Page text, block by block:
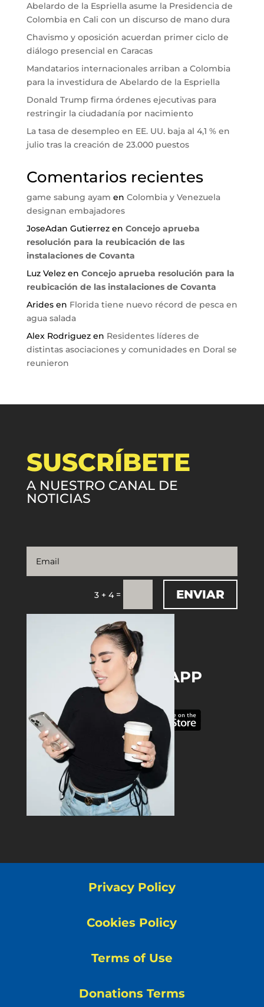
Abelardo de la Espriella asume la Presidencia de
Colombia en Cali con un discurso de mano dura
Chavismo y oposición acuerdan primer ciclo de
diálogo presencial en Caracas
Mandatarios internacionales arriban a Colombia
para la investidura de Abelardo de la Espriella
Donald Trump firma órdenes ejecutivas para
restringir la ciudadanía por nacimiento
La tasa de desempleo en EE. UU. baja al 4,1 % en
julio tras la creación de 23.000 puestos
Comentarios recientes
game sabung ayam en Colombia y Venezuela
designan embajadores
JoseAdan Gutierrezen Concejo aprueba
resolución para la reubicación de las
instalaciones de Covanta
Luz Velezen Concejo aprueba resolución para la
reubicación de las instalaciones de Covanta
Aridesen Florida tiene nuevo récord de pesca en
agua salada
Alex Rodriguezen Residentes líderes de
distintas asociaciones y comunidades en Doral se
reunieron
SUSCRÍBETE
A NUESTRO CANAL DE
NOTICIAS
3 + 4= ENVIAR
DOWNLOAD THE APP
Privacy Policy
Cookies Policy
Terms of Use
Donations Terms